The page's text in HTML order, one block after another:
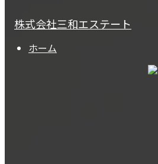
株式会社三和エステート
ホーム